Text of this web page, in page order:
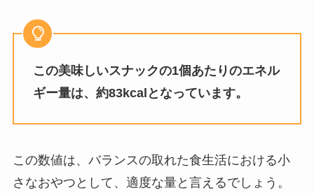
イイダコは業務スーパーで買え
いくら？
小梅ちゃん 販売中止の噂は？売っ
ていない噂は本当？
この美味しいスナックの1個あたりのエネル
ギー量は、約83kcalとなっています。
この数値は、バランスの取れた食生活における小
さなおやつとして、適度な量と言えるでしょう。